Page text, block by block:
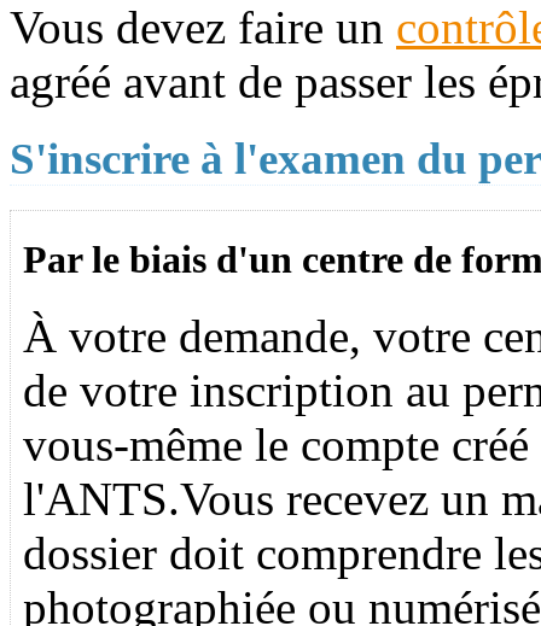
Vous devez faire un
agréé avant de passer les
S'inscrire à l'examen du
Par le biais d'un centre de
À votre demande, votre
de votre inscription au
vous-même le compte
l'ANTS.Vous recevez un
dossier doit comprendre
photographiée ou